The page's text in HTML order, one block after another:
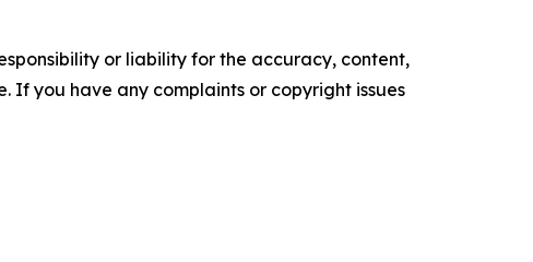
or liability for the accuracy, content,
If you have any complaints or copyright issues